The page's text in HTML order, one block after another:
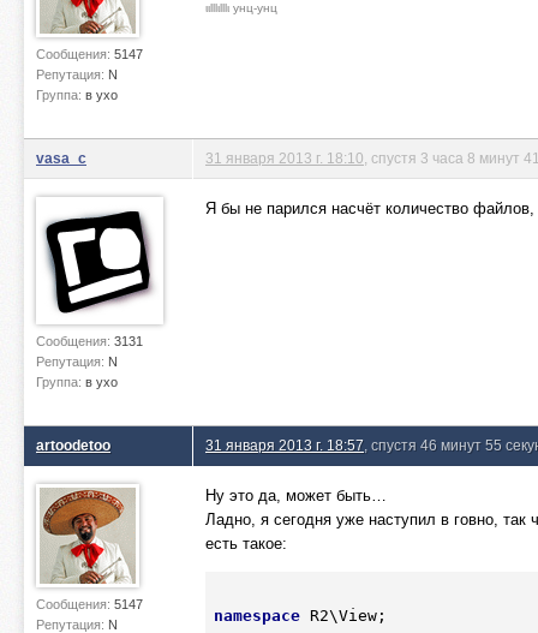
Сообщения: 5147
Репутация: N
Группа: в ухо
ιιlllιlllι унц-унц
vasa_c
Сообщения: 3131
Репутация: N
Группа: в ухо
31 января 2013 г. 18:10 , спустя 3 часа 8 минут
Я бы не парился насчёт количество
artoodetoo
Сообщения: 5147
Репутация: N
31 января 2013 г. 18:57 , спустя 46 минут 55
Ну это да, может быть…
Ладно, я сегодня уже наступил в говно,
есть такое:
namespace R2\View;